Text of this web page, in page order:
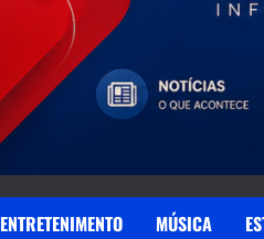
ENTRETENIMENTO MÚSICA